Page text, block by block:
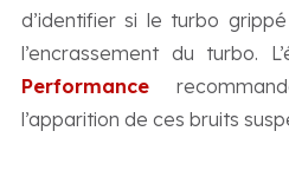
d’identifier si le turbo
l’encrassement du turbo.
Performance
l’apparition de ces bruits